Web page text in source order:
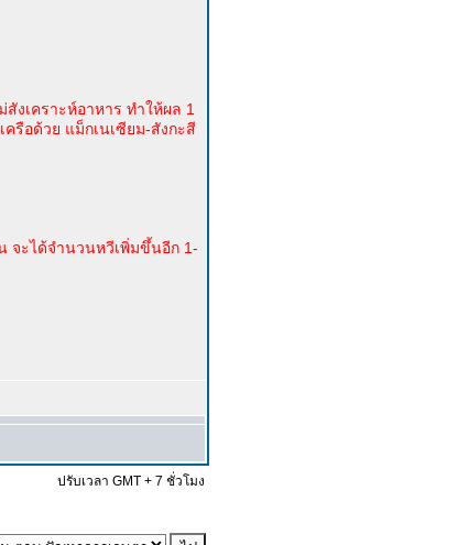
งเคราะห์อาหาร ทำให้ผล 1
รือด้วย แม็กเนเซียม-สังกะสี
จะได้จำนวนหวีเพิ่มขึ้นอีก 1-
ปรับเวลา GMT + 7 ชั่วโมง